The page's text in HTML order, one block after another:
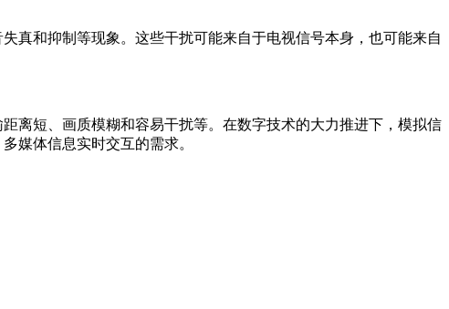
真和抑制等现象。这些干扰可能来自于电视信号本身，也可能来自
离短、画质模糊和容易干扰等。在数字技术的大力推进下，模拟信
媒体信息实时交互的需求。